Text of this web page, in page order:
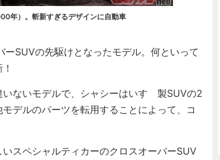
年）。斬新すぎるデザインに自動車
SUVの先駆けとなったモデル。何といって
ないモデルで、シャシーはいすゞ製SUVの2
デルのパーツを転用することによって、コ
スペシャルティカーのクロスオーバーSUV